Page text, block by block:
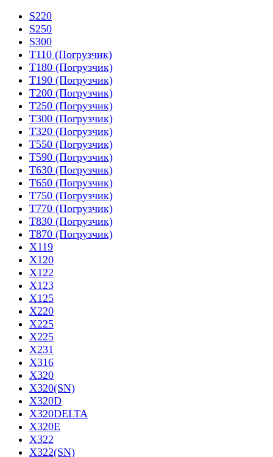
S220
S250
S300
T110 (Погрузчик)
T180 (Погрузчик)
T190 (Погрузчик)
T200 (Погрузчик)
T250 (Погрузчик)
T300 (Погрузчик)
T320 (Погрузчик)
T550 (Погрузчик)
T590 (Погрузчик)
T630 (Погрузчик)
T650 (Погрузчик)
T750 (Погрузчик)
T770 (Погрузчик)
T830 (Погрузчик)
T870 (Погрузчик)
X119
X120
X122
X123
X125
X220
X225
X225
X231
X316
X320
X320(SN)
X320D
X320DELTA
X320E
X322
X322(SN)